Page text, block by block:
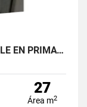
SE VENDE APARTAESTUDIO RENTABLE EN PRIMAVERA 6-39 ET 2
27
Área m2